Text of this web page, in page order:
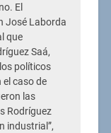
El
José Laborda
que
Saá,
políticos
el caso de
las
Rodríguez
industrial”,